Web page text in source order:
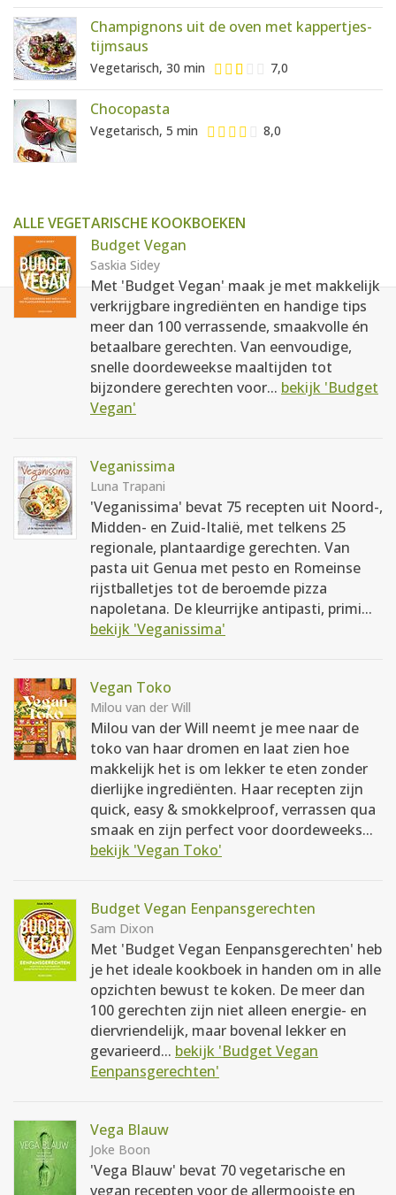
Champignons uit de oven met kappertjes-
tijmsaus
Vegetarisch, 30 min 7,0
Chocopasta
Vegetarisch, 5 min 8,0
ALLE VEGETARISCHE KOOKBOEKEN
Budget Vegan
Saskia Sidey
Met 'Budget Vegan' maak je met makkelijk
verkrijgbare ingrediënten en handige tips
meer dan 100 verrassende, smaakvolle én
betaalbare gerechten. Van eenvoudige,
snelle doordeweekse maaltijden tot
bijzondere gerechten voor... bekijk 'Budget
Vegan'
Veganissima
Luna Trapani
'Veganissima' bevat 75 recepten uit Noord-,
Midden- en Zuid-Italië, met telkens 25
regionale, plantaardige gerechten. Van
pasta uit Genua met pesto en Romeinse
rijstballetjes tot de beroemde pizza
napoletana. De kleurrijke antipasti, primi...
bekijk 'Veganissima'
Vegan Toko
Milou van der Will
Milou van der Will neemt je mee naar de
toko van haar dromen en laat zien hoe
makkelijk het is om lekker te eten zonder
dierlijke ingrediënten. Haar recepten zijn
quick, easy & smokkelproof, verrassen qua
smaak en zijn perfect voor doordeweeks...
bekijk 'Vegan Toko'
Budget Vegan Eenpansgerechten
Sam Dixon
Met 'Budget Vegan Eenpansgerechten' heb
je het ideale kookboek in handen om in alle
opzichten bewust te koken. De meer dan
100 gerechten zijn niet alleen energie- en
diervriendelijk, maar bovenal lekker en
gevarieerd... bekijk 'Budget Vegan
Eenpansgerechten'
Vega Blauw
Joke Boon
'Vega Blauw' bevat 70 vegetarische en
vegan recepten voor de allermooiste en